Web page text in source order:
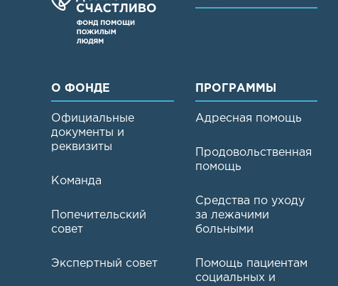
О ФОНДЕ
Официальные
документы и
реквизиты
Команда
Попечительский
совет
Экспертный совет
ПРОГРАММЫ
Адресная помощь
Продовольственная
помощь
Средства по уходу
за лежачими
больными
Помощь пациентам
социальных и